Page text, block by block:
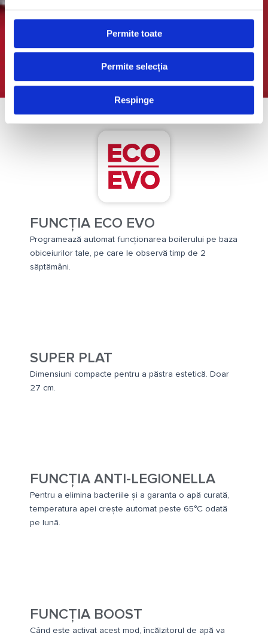
Permite toate
Permite selecția
Respinge
FUNCȚIA ECO EVO
Programează automat funcționarea boilerului pe baza
obiceiurilor tale, pe care le observă timp de 2
săptămâni.
SUPER PLAT
Dimensiuni compacte pentru a păstra estetică. Doar
27 cm.
FUNCȚIA ANTI-LEGIONELLA
Pentru a elimina bacteriile și a garanta o apă curată,
temperatura apei crește automat peste 65°C odată
pe lună.
FUNCȚIA BOOST
Când este activat acest mod, încălzitorul de apă va